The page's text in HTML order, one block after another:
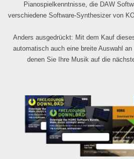
Pianospielkenntnisse, die DAW
verschiedene Software-Synthesizer von
Anders ausgedrückt: Mit dem Kauf
automatisch auch eine breite Auswahl
denen Sie Ihre Musik auf die